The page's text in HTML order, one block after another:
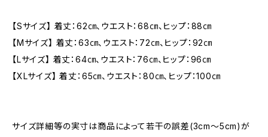
【Sサイズ】 着丈：62㎝、ウエスト：68㎝、ヒップ：88㎝
【Mサイズ】 着丈：63㎝、ウエスト：72㎝、ヒップ：92㎝
【Lサイズ】 着丈：64㎝、ウエスト：76㎝、ヒップ：96㎝
【XLサイズ】 着丈：65㎝、ウエスト：80㎝、ヒップ：100㎝
サイズ詳細等の実寸は商品によって若干の誤差(3cm〜5cm)が